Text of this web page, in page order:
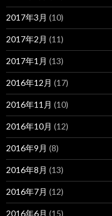
2017年3月 (10)
2017年2月 (11)
2017年1月 (13)
2016年12月 (17)
2016年11月 (10)
2016年10月 (12)
2016年9月 (8)
2016年8月 (13)
2016年7月 (12)
2016年6月 (15)